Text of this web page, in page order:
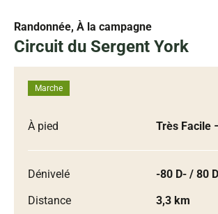
Randonnée, À la campagne
Circuit du Sergent York
Marche
À pied Très Facile
Dénivelé
-80 D- / 80
Distance
3,3 km